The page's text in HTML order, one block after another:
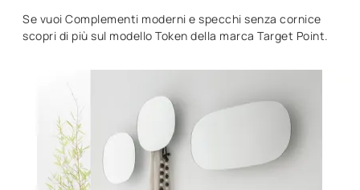
Se vuoi Complementi moderni e specchi senza cornice
scopri di più sul modello Token della marca Target Point.